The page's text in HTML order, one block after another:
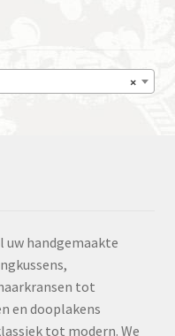
×
uw handgemaakte
tot
en dooplakens
tot modern. We